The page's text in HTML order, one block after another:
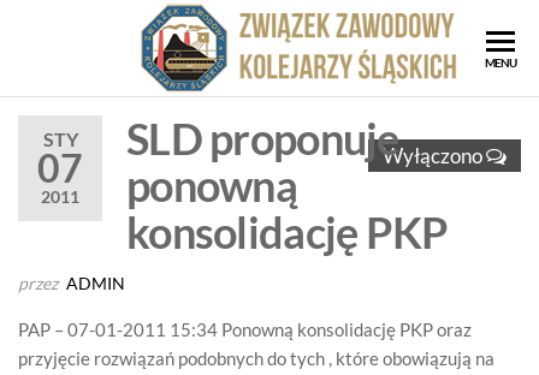
MENU
STY
07
2011
Wyłączono
SLD proponuje
ponowną
konsolidację PKP
przez ADMIN
PAP – 07-01-2011 15:34 Ponowną konsolidację PKP oraz
przyjęcie rozwiązań podobnych do tych , które obowiązują na